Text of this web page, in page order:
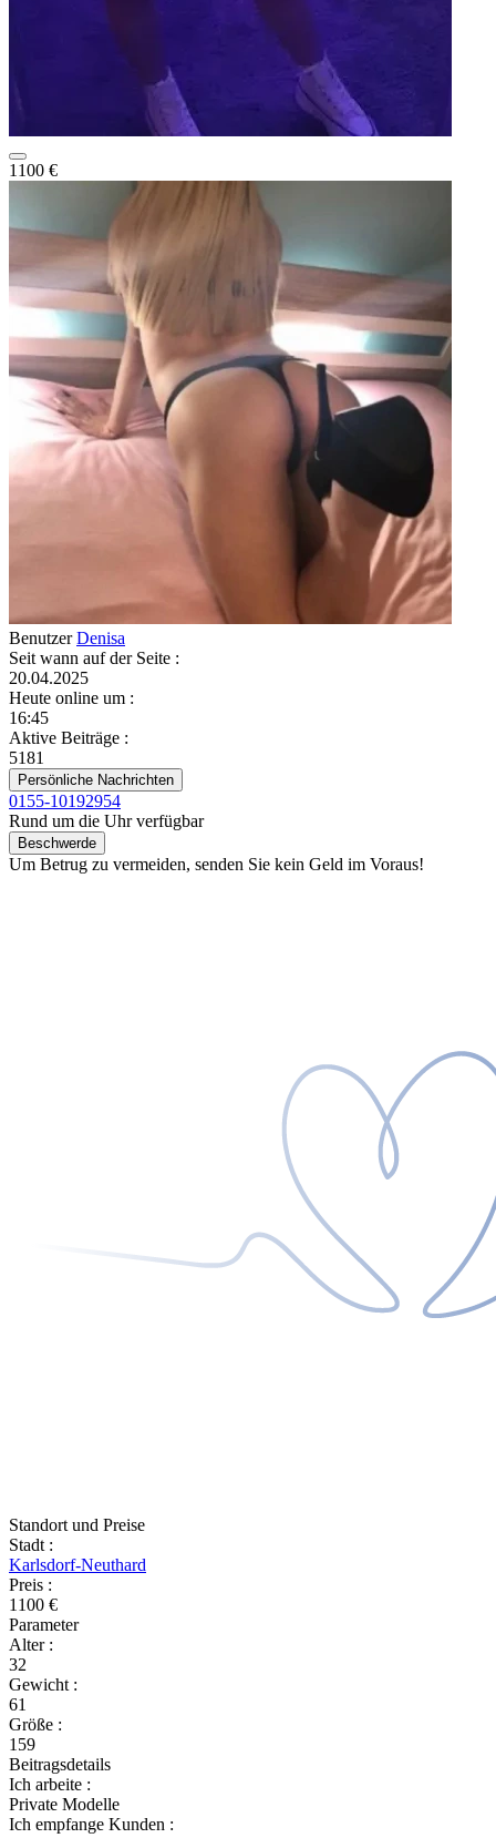
1100 €
BenutzerDenisa
Seit wann auf der Seite :
20.04.2025
Heute online um :
16:45
Aktive Beiträge :
5181
Persönliche Nachrichten
0155-10192954
Rund um die Uhr verfügbar
Beschwerde
Um Betrug zu vermeiden, senden Sie kein Geld im Voraus!
Standort und Preise
Stadt :
Karlsdorf-Neuthard
Preis :
1100 €
Parameter
Alter :
32
Gewicht :
61
Größe :
159
Beitragsdetails
Ich arbeite :
Private Modelle
Ich empfange Kunden :